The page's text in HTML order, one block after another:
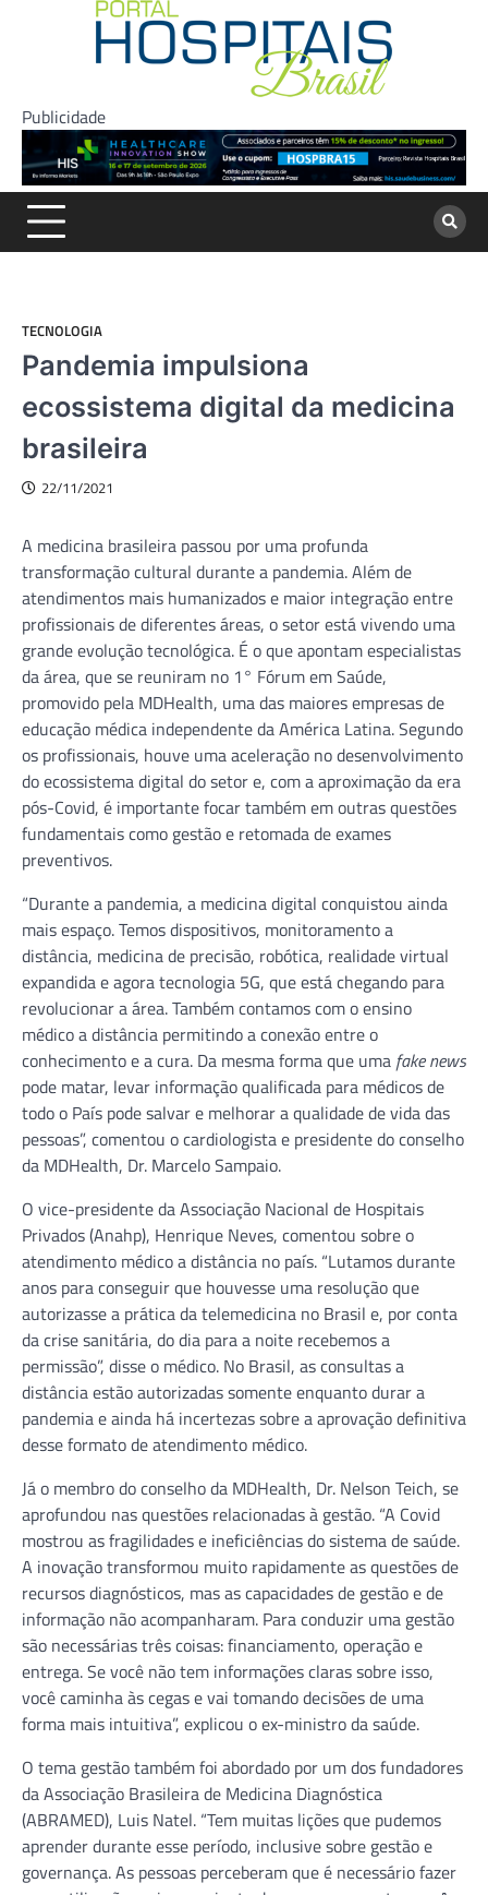
Publicidade
TECNOLOGIA
Pandemia impulsiona
ecossistema digital da medicina
brasileira
22/11/2021
A medicina brasileira passou por uma profunda
transformação cultural durante a pandemia. Além de
atendimentos mais humanizados e maior integração entre
profissionais de diferentes áreas, o setor está vivendo uma
grande evolução tecnológica. É o que apontam especialistas
da área, que se reuniram no 1° Fórum em Saúde,
promovido pela MDHealth, uma das maiores empresas de
educação médica independente da América Latina. Segundo
os profissionais, houve uma aceleração no desenvolvimento
do ecossistema digital do setor e, com a aproximação da era
pós-Covid, é importante focar também em outras questões
fundamentais como gestão e retomada de exames
preventivos.
“Durante a pandemia, a medicina digital conquistou ainda
mais espaço. Temos dispositivos, monitoramento a
distância, medicina de precisão, robótica, realidade virtual
expandida e agora tecnologia 5G, que está chegando para
revolucionar a área. Também contamos com o ensino
médico a distância permitindo a conexão entre o
conhecimento e a cura. Da mesma forma que uma fake news
pode matar, levar informação qualificada para médicos de
todo o País pode salvar e melhorar a qualidade de vida das
pessoas”, comentou o cardiologista e presidente do conselho
da MDHealth, Dr. Marcelo Sampaio.
O vice-presidente da Associação Nacional de Hospitais
Privados (Anahp), Henrique Neves, comentou sobre o
atendimento médico a distância no país. “Lutamos durante
anos para conseguir que houvesse uma resolução que
autorizasse a prática da telemedicina no Brasil e, por conta
da crise sanitária, do dia para a noite recebemos a
permissão”, disse o médico. No Brasil, as consultas a
distância estão autorizadas somente enquanto durar a
pandemia e ainda há incertezas sobre a aprovação definitiva
desse formato de atendimento médico.
Já o membro do conselho da MDHealth, Dr. Nelson Teich, se
aprofundou nas questões relacionadas à gestão. “A Covid
mostrou as fragilidades e ineficiências do sistema de saúde.
A inovação transformou muito rapidamente as questões de
recursos diagnósticos, mas as capacidades de gestão e de
informação não acompanharam. Para conduzir uma gestão
são necessárias três coisas: financiamento, operação e
entrega. Se você não tem informações claras sobre isso,
você caminha às cegas e vai tomando decisões de uma
forma mais intuitiva”, explicou o ex-ministro da saúde.
O tema gestão também foi abordado por um dos fundadores
da Associação Brasileira de Medicina Diagnóstica
(ABRAMED), Luis Natel. “Tem muitas lições que pudemos
aprender durante esse período, inclusive sobre gestão e
governança. As pessoas perceberam que é necessário fazer